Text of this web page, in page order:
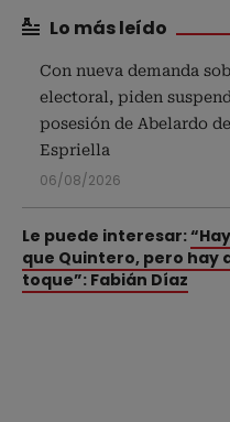
Lo más leído
Con nueva demanda
electoral, piden
posesión de Abelardo
Espriella
06/08/2026
Le puede interesar:
que Quintero, pero hay
toque”: Fabián Díaz